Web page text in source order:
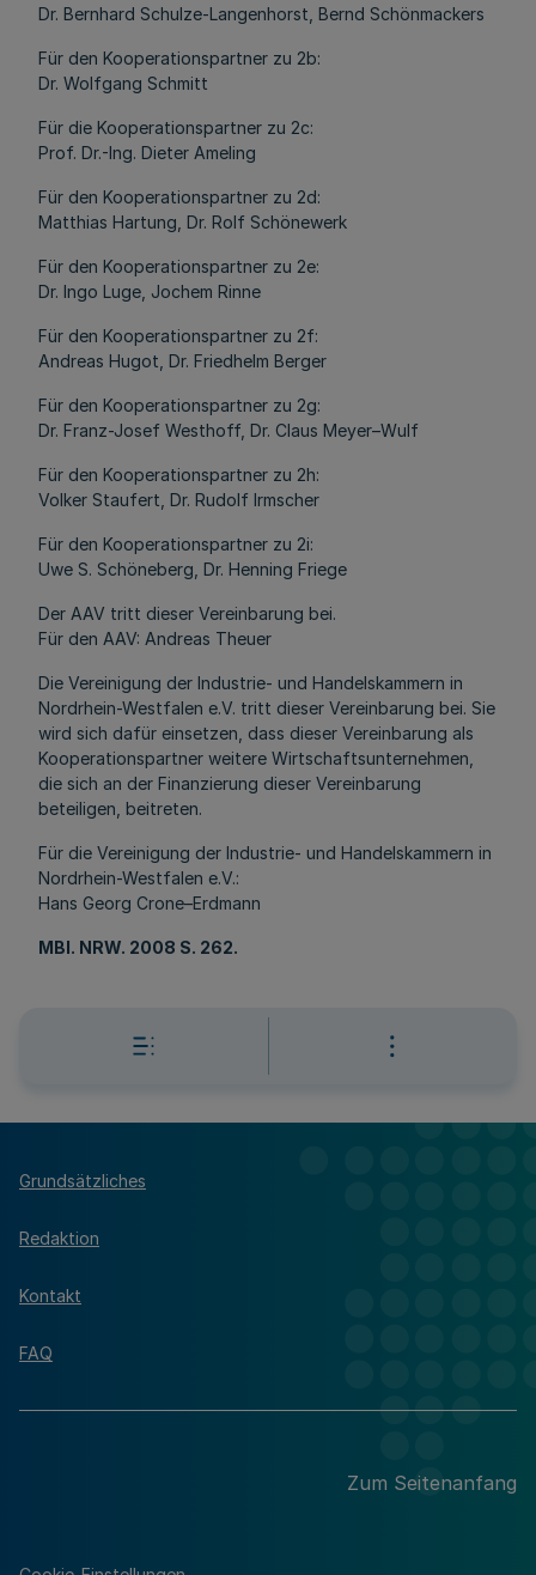
Dr. Bernhard Schulze-Langenhorst, Bernd Schönmackers
Für den Kooperationspartner zu 2b:
Dr. Wolfgang Schmitt
Für die Kooperationspartner zu 2c:
Prof. Dr.-Ing. Dieter Ameling
Für den Kooperationspartner zu 2d:
Matthias Hartung, Dr. Rolf Schönewerk
Für den Kooperationspartner zu 2e:
Dr. Ingo Luge, Jochem Rinne
Für den Kooperationspartner zu 2f:
Andreas Hugot, Dr. Friedhelm Berger
Für den Kooperationspartner zu 2g:
Dr. Franz-Josef Westhoff, Dr. Claus Meyer–Wulf
Für den Kooperationspartner zu 2h:
Volker Staufert, Dr. Rudolf Irmscher
Für den Kooperationspartner zu 2i:
Uwe S. Schöneberg, Dr. Henning Friege
Der AAV tritt dieser Vereinbarung bei.
Für den AAV: Andreas Theuer
Die Vereinigung der Industrie- und Handelskammern in
Nordrhein-Westfalen e.V. tritt dieser Vereinbarung bei. Sie
wird sich dafür einsetzen, dass dieser Vereinbarung als
Kooperationspartner weitere Wirtschaftsunternehmen,
die sich an der Finanzierung dieser Vereinbarung
beteiligen, beitreten.
Für die Vereinigung der Industrie- und Handelskammern in
Nordrhein-Westfalen e.V.:
Hans Georg Crone–Erdmann
MBl. NRW. 2008 S. 262.
Grundsätzliches
Redaktion
Kontakt
FAQ
Zum Seitenanfang